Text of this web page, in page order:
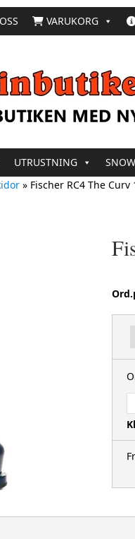
VARUKORG
UTRUSTNING
» Fischer RC4 The Curv